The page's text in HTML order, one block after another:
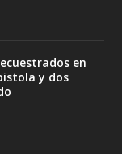
en
y dos